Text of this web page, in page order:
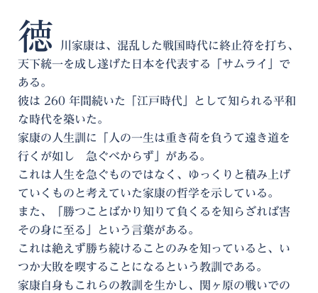
徳
川家康は、混乱した戦国時代に終止符を打ち、
天下統一を成し遂げた日本を代表する「サムライ」で
ある。
彼は 260 年間続いた「江戸時代」として知られる平和
な時代を築いた。
家康の人生訓に「人の一生は重き荷を負うて遠き道を
行くが如し 急ぐべからず」がある。
これは人生を急ぐものではなく、ゆっくりと積み上げ
ていくものと考えていた家康の哲学を示している。
また、「勝つことばかり知りて負くるを知らざれば害
その身に至る」という言葉がある。
これは絶えず勝ち続けることのみを知っていると、い
つか大敗を喫することになるという教訓である。
家康自身もこれらの教訓を生かし、関ヶ原の戦いでの